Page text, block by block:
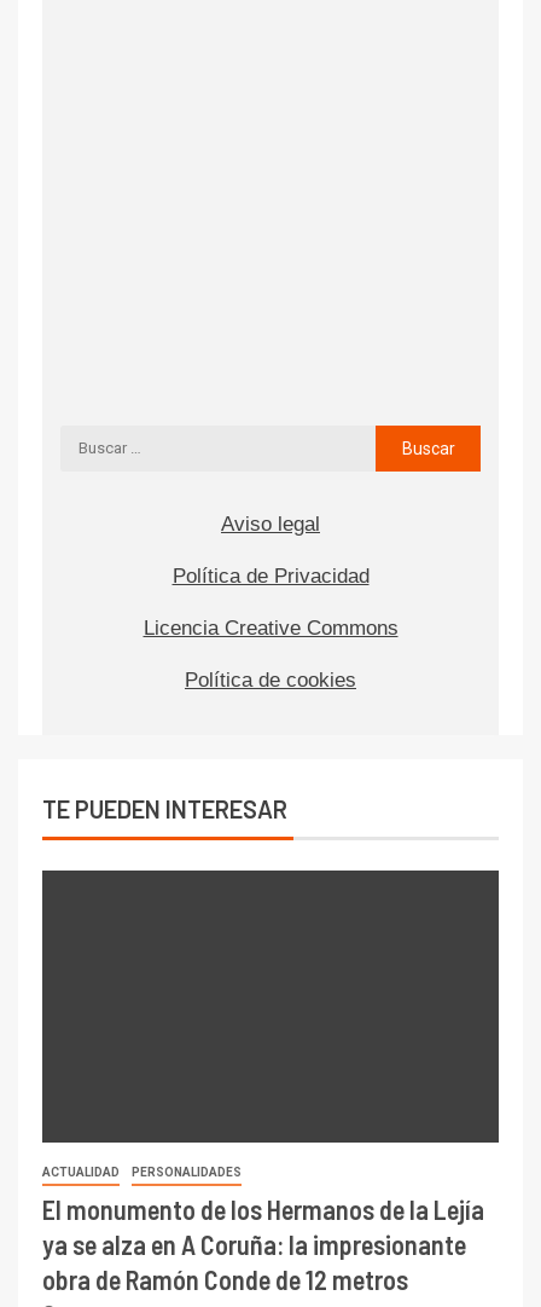
Aviso legal
Política de Privacidad
Licencia Creative Commons
Política de cookies
TE PUEDEN INTERESAR
ACTUALIDAD PERSONALIDADES
El monumento de los Hermanos de la Lejía
ya se alza en A Coruña: la impresionante
obra de Ramón Conde de 12 metros